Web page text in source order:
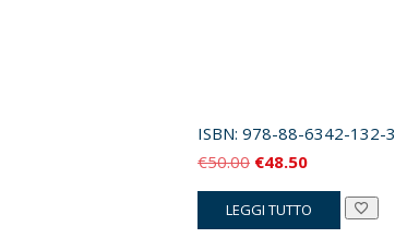
ISBN:978-88-6342-132-3
€50.00 Il
prezzo
originale
€48.50Il
prezzo
attuale
LEGGI TUTTO